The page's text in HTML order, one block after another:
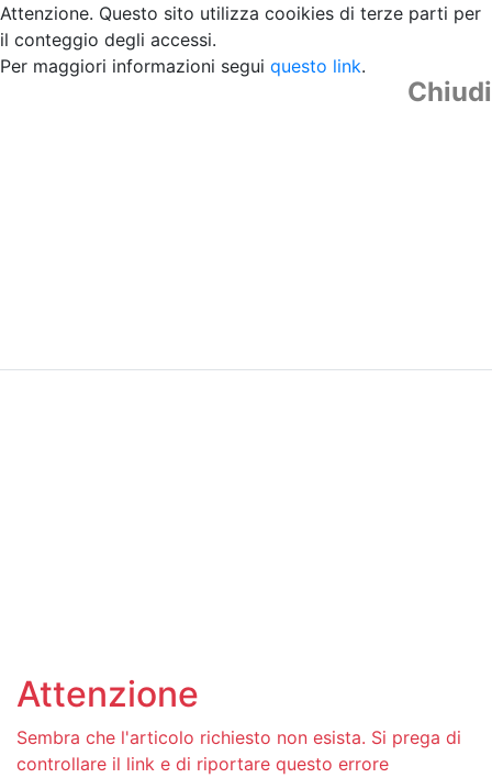
Attenzione. Questo sito utilizza cooikies di terze parti per
il conteggio degli accessi.
Per maggiori informazioni segui questo link.
Chiudi
Attenzione
Sembra che l'articolo richiesto non esista. Si prega di
controllare il link e di riportare questo errore